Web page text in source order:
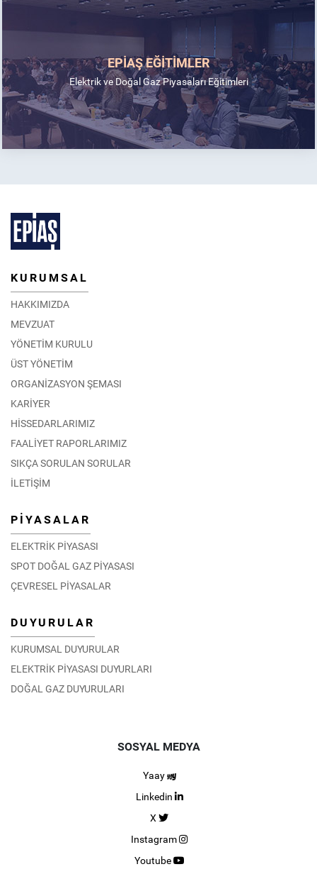
EPİAŞ EĞİTİMLER
Elektrik ve Doğal Gaz Piyasaları Eğitimleri
KURUMSAL
HAKKIMIZDA
MEVZUAT
YÖNETİM KURULU
ÜST YÖNETİM
ORGANİZASYON ŞEMASI
KARİYER
HİSSEDARLARIMIZ
FAALİYET RAPORLARIMIZ
SIKÇA SORULAN SORULAR
İLETİŞİM
PİYASALAR
ELEKTRİK PİYASASI
SPOT DOĞAL GAZ PİYASASI
ÇEVRESEL PİYASALAR
DUYURULAR
KURUMSAL DUYURULAR
ELEKTRİK PİYASASI DUYURLARI
DOĞAL GAZ DUYURULARI
SOSYAL MEDYA
Yaay
Linkedin
X
Instagram
Youtube